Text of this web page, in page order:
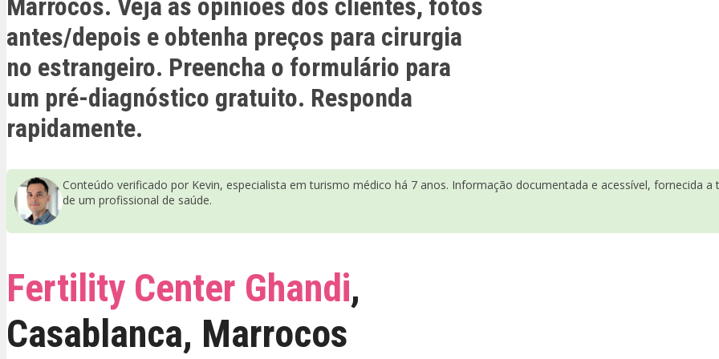
Marrocos. Veja as opiniões dos clientes, fotos
antes/depois e obtenha preços para cirurgia
no estrangeiro. Preencha o formulário para
um pré-diagnóstico gratuito. Responda
rapidamente.
Conteúdo verificado por Kevin, especialista em turismo médico há 7 anos. Informação documentada e acessível, fornecida
de um profissional de saúde.
Fertility Center Ghandi,
Casablanca, Marrocos